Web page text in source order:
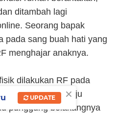
ditambah lagi
Seorang bapak
pada sang buah hati yang
menghajar anaknya.
dilakukan RF pada
disuruh mandi. Baju
punggung belakangnya
×
UPDATE